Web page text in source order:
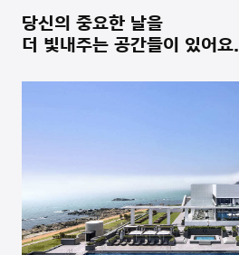
당신의 중요한 날을
더 빛내주는 공간들이 있어요.